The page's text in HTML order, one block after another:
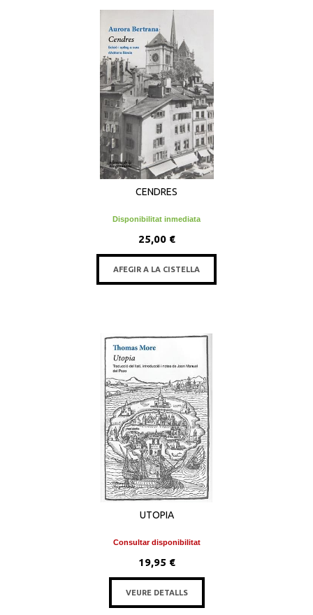
CENDRES
Disponibilitat inmediata
25,00 €
AFEGIR A LA CISTELLA
UTOPIA
Consultar disponibilitat
19,95 €
VEURE DETALLS